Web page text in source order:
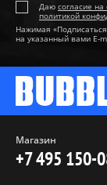
Даю согласие
политикой
Нажимая
на указанный вами E-
Магазин
+7 495 150-